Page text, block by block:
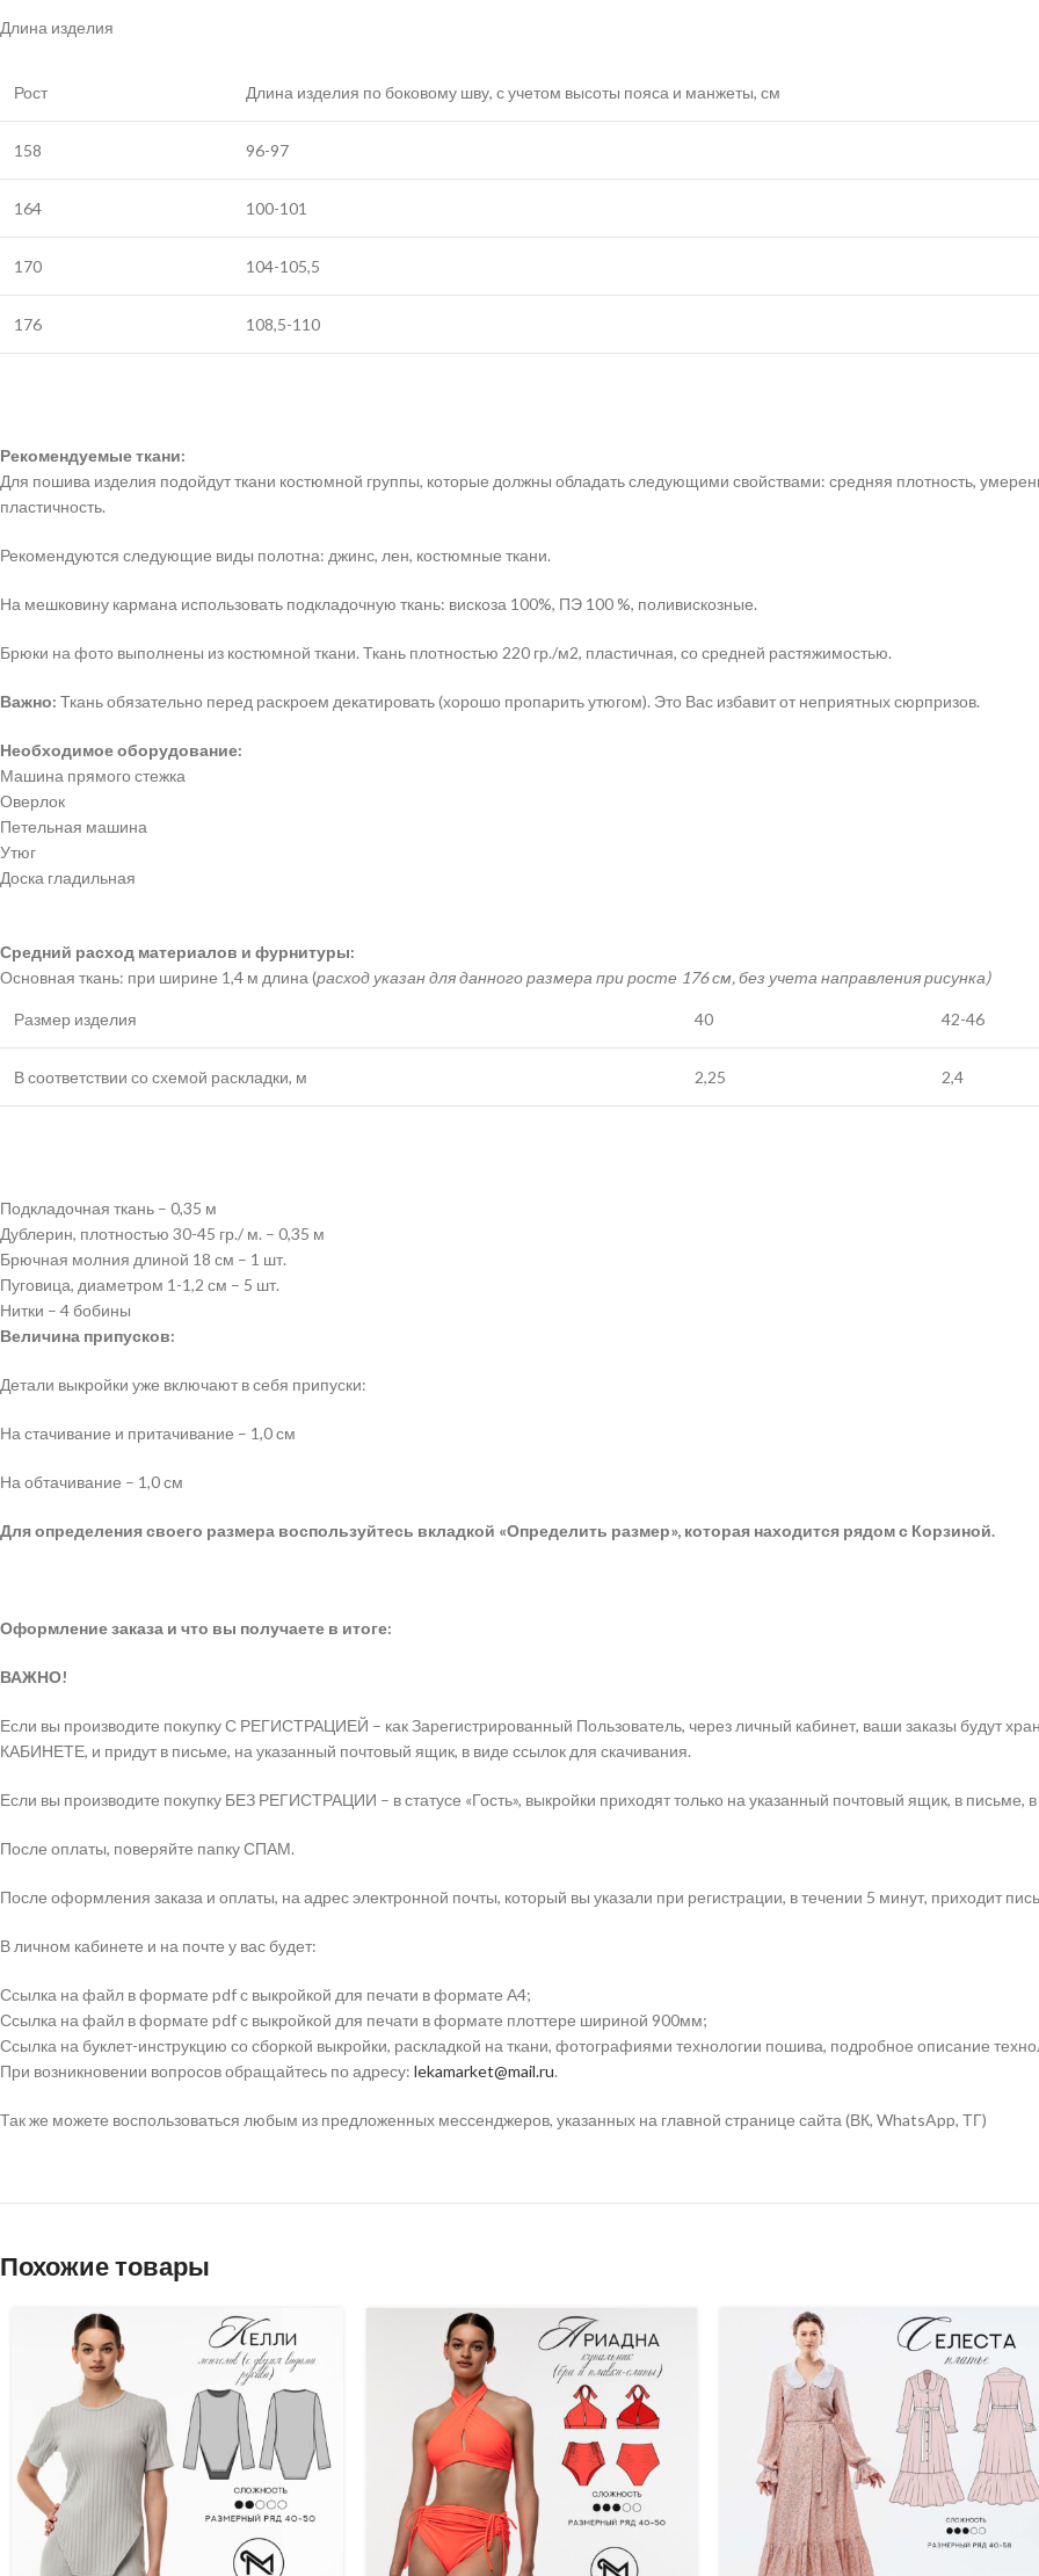
Длина изделия
Рост Длина изделия по боковому шву, с учетом высоты пояса и манжеты, см
158 96-97
164 100-101
170 104-105,5
176 108,5-110
Рекомендуемые ткани:
Для пошива изделия подойдут ткани костюмной группы, которые должны обладать следующими свойствами: средняя плотность,
пластичность.
Рекомендуются следующие виды полотна: джинс, лен, костюмные ткани.
На мешковину кармана использовать подкладочную ткань: вискоза 100%, ПЭ 100 %, поливискозные.
Брюки на фото выполнены из костюмной ткани. Ткань плотностью 220 гр./м2, пластичная, со средней растяжимостью.
Важно: Ткань обязательно перед раскроем декатировать (хорошо пропарить утюгом). Это Вас избавит от неприятных сюрпризов.
Необходимое оборудование:
Машина прямого стежка
Оверлок
Петельная машина
Утюг
Доска гладильная
Средний расход материалов и фурнитуры:
Основная ткань: при ширине 1,4 м длина (расход указан для данного размера при росте 176 см, без учета направления рисунка)
Размер изделия 40 42-46
В соответствии со схемой раскладки, м 2,25 2,4
Подкладочная ткань – 0,35 м
Дублерин, плотностью 30-45 гр./ м. – 0,35 м
Брючная молния длиной 18 см – 1 шт.
Пуговица, диаметром 1-1,2 см – 5 шт.
Нитки – 4 бобины
Величина припусков:
Детали выкройки уже включают в себя припуски:
На стачивание и притачивание – 1,0 см
На обтачивание – 1,0 см
Для определения своего размера воспользуйтесь вкладкой «Определить размер», которая находится рядом с Корзиной.
Оформление заказа и что вы получаете в итоге:
ВАЖНО!
Если вы производите покупку С РЕГИСТРАЦИЕЙ – как Зарегистрированный Пользователь, через личный кабинет, ваши заказы будут
КАБИНЕТЕ, и придут в письме, на указанный почтовый ящик, в виде ссылок для скачивания.
Если вы производите покупку БЕЗ РЕГИСТРАЦИИ – в статусе «Гость», выкройки приходят только на указанный почтовый ящик, в письме,
После оплаты, поверяйте папку СПАМ.
После оформления заказа и оплаты, на адрес электронной почты, который вы указали при регистрации, в течении 5 минут, приходит
В личном кабинете и на почте у вас будет:
Ссылка на файл в формате pdf с выкройкой для печати в формате А4;
Ссылка на файл в формате pdf с выкройкой для печати в формате плоттере шириной 900мм;
Ссылка на буклет-инструкцию со сборкой выкройки, раскладкой на ткани, фотографиями технологии пошива, подробное описание
При возникновении вопросов обращайтесь по адресу: lekamarket@mail.ru.
Так же можете воспользоваться любым из предложенных мессенджеров, указанных на главной странице сайта (ВК, WhatsApp, ТГ)
Похожие товары